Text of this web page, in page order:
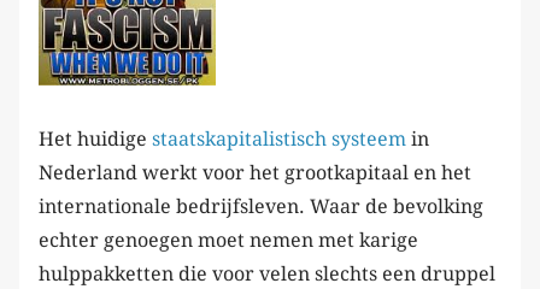
Het huidige staatskapitalistisch systeem in
Nederland werkt voor het grootkapitaal en het
internationale bedrijfsleven. Waar de bevolking
echter genoegen moet nemen met karige
hulppakketten die voor velen slechts een druppel